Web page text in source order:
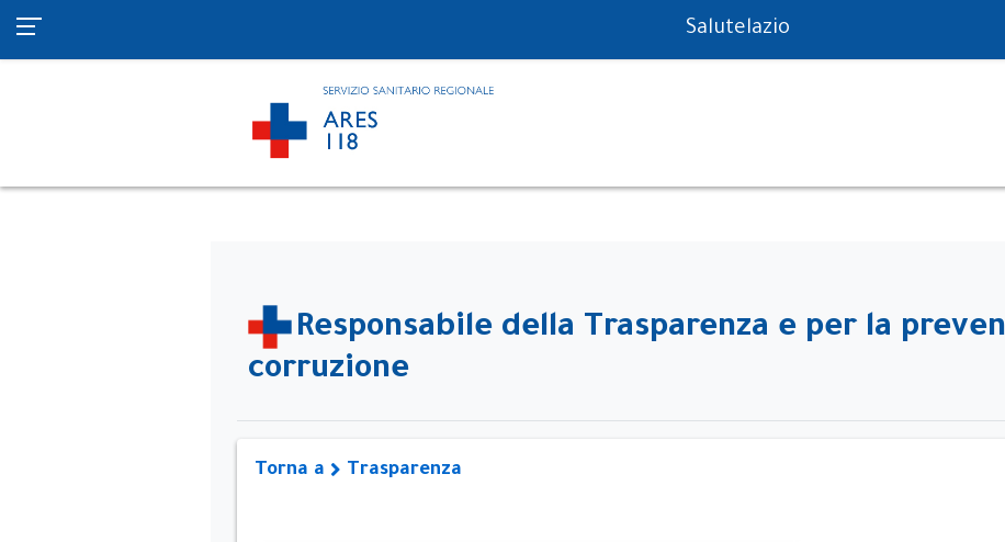
PS in tempo reale
Salutelazio
Responsabile della Trasparenza e per la
corruzione
Torna a Trasparenza